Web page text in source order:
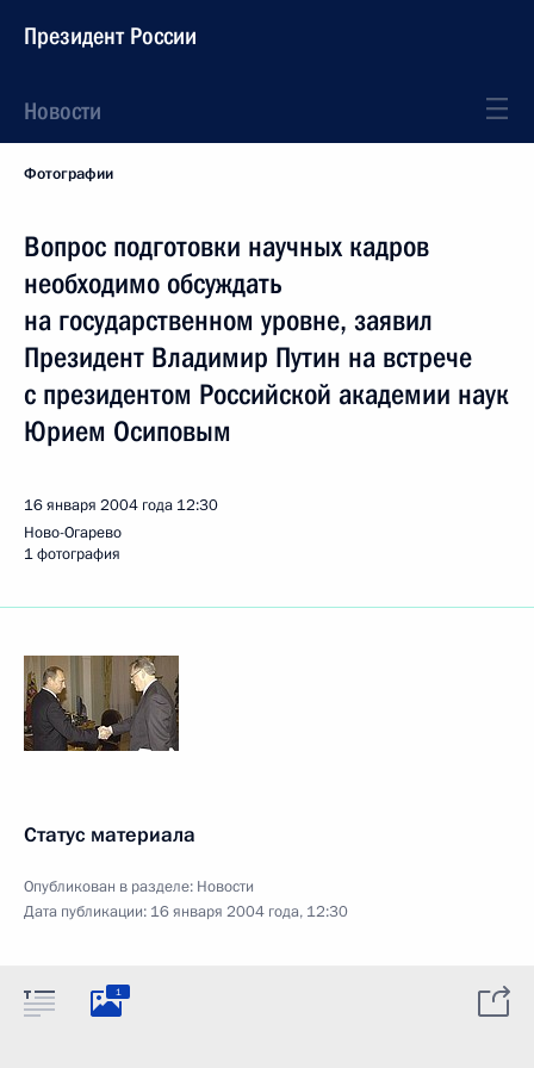
Президент России
Новости
Фотографии
Вопрос подготовки научных кадров
необходимо обсуждать
на государственном уровне, заявил
Президент Владимир Путин на встрече
с президентом Российской академии наук
Юрием Осиповым
16 января 2004 года 12:30
Ново-Огарево
1 фотография
Статус материала
Опубликован в разделе: Новости
Дата публикации: 16 января 2004 года, 12:30
1